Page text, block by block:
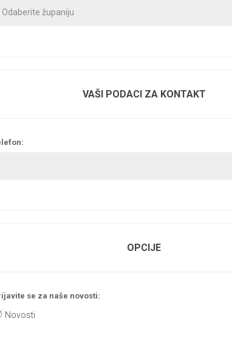
VAŠI PODACI ZA KONTAKT
OPCIJE
se za naše novosti:
Novosti